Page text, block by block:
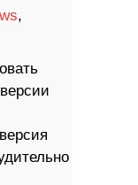
,